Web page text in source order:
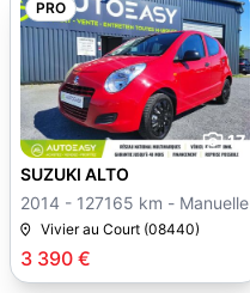
PRO
17
3 390 €
SUZUKI ALTO
2014 - 127165 km - Manuelle
Vivier au Court (08440)